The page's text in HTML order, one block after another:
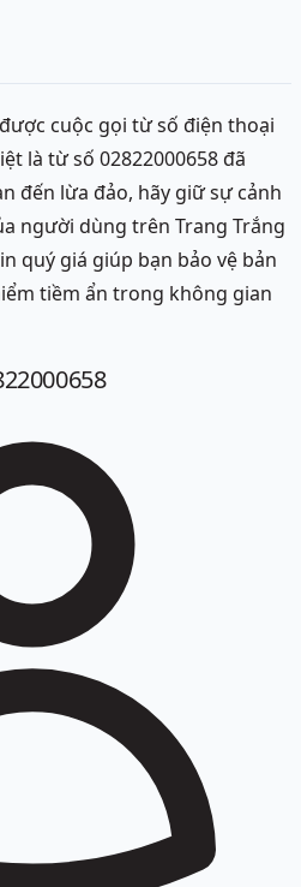
cuộc gọi từ số điện thoại
là từ số 02822000658 đã
đến lừa đảo, hãy giữ sự cảnh
người dùng trên Trang Trắng
quý giá giúp bạn bảo vệ bản
tiềm ẩn trong không gian